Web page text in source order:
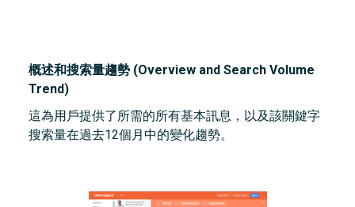
概述和搜索量趨勢 (Overview and Search Volume
Trend)
這為用戶提供了所需的所有基本訊息，以及該關鍵字
搜索量在過去12個月中的變化趨勢。